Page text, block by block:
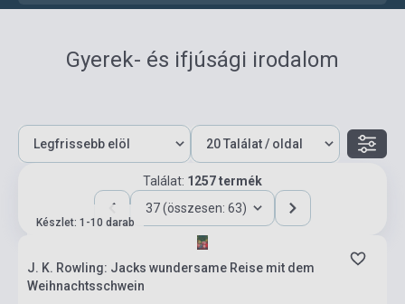
Gyerek- és ifjúsági irodalom
Találat: 1257 termék
37 (összesen: 63)
Készlet: 1-10 darab
J. K. Rowling: Jacks wundersame Reise mit dem
Weihnachtsschwein